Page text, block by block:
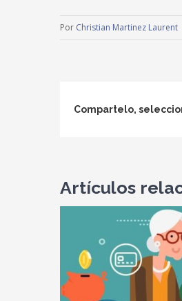
Por Christian Martinez Laurent
Compartelo,
Artículos